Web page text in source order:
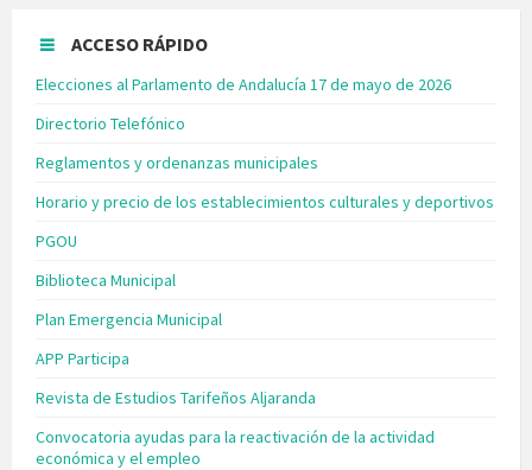
ACCESO RÁPIDO
Elecciones al Parlamento de Andalucía 17 de mayo de 2026
Directorio Telefónico
Reglamentos y ordenanzas municipales
Horario y precio de los establecimientos culturales y deportivos
PGOU
Biblioteca Municipal
Plan Emergencia Municipal
APP Participa
Revista de Estudios Tarifeños Aljaranda
Convocatoria ayudas para la reactivación de la actividad
económica y el empleo